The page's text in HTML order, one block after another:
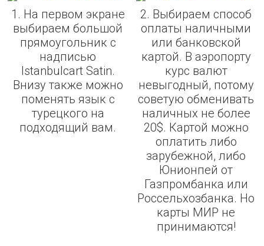
1. На первом экране
выбираем большой
прямоугольник с
надписью
Istanbulcart Satin.
Внизу также можно
поменять язык с
турецкого на
подходящий вам.
2. Выбираем способ
оплаты наличными
или банковской
картой. В аэропорту
курс валют
невыгодный, потому
советую обменивать
наличных не более
20$. Картой можно
оплатить либо
зарубежной, либо
Юнионпей от
Газпромбанка или
Россельхозбанка. Но
карты МИР не
принимаются!